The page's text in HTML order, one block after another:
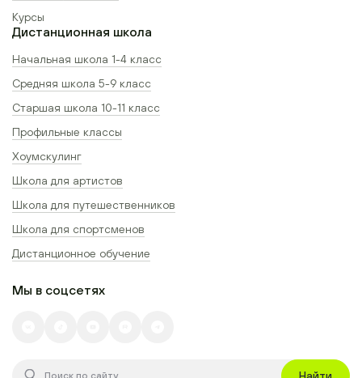
Курсы
Дистанционная школа
Начальная школа 1-4 класс
Средняя школа 5-9 класс
Старшая школа 10-11 класс
Профильные классы
Хоумскулинг
Школа для артистов
Школа для путешественников
Школа для спортсменов
Дистанционное обучение
Мы в соцсетях